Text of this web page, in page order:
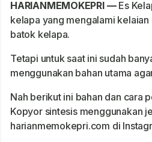
HARIANMEMOKEPRI —Es
kelapa yang mengalami
batok kelapa.
Tetapi untuk saat ini sudah
menggunakan bahan utama
Nah berikut ini bahan dan cara
Kopyor sintesis menggunakan
harianmemokepri.com di